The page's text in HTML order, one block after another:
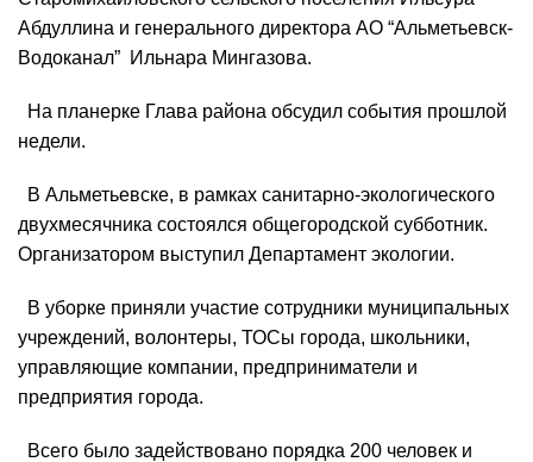
Абдуллина и генерального директора АО “Альметьевск-
Водоканал” Ильнара Мингазова.
На планерке Глава района обсудил события прошлой
недели.
В Альметьевске, в рамках санитарно-экологического
двухмесячника состоялся общегородской субботник.
Организатором выступил Департамент экологии.
В уборке приняли участие сотрудники муниципальных
учреждений, волонтеры, ТОСы города, школьники,
управляющие компании, предприниматели и
предприятия города.
Всего было задействовано порядка 200 человек и